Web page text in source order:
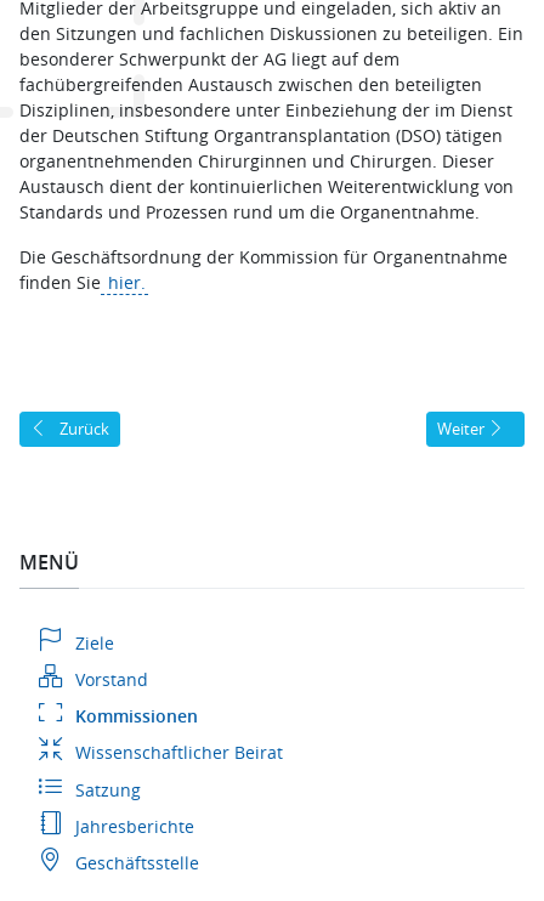
Mitglieder der Arbeitsgruppe und eingeladen, sich aktiv an
den Sitzungen und fachlichen Diskussionen zu beteiligen. Ein
besonderer Schwerpunkt der AG liegt auf dem
fachübergreifenden Austausch zwischen den beteiligten
Disziplinen, insbesondere unter Einbeziehung der im Dienst
der Deutschen Stiftung Organtransplantation (DSO) tätigen
organentnehmenden Chirurginnen und Chirurgen. Dieser
Austausch dient der kontinuierlichen Weiterentwicklung von
Standards und Prozessen rund um die Organentnahme.
Die Geschäftsordnung der Kommission für Organentnahme
finden Sie hier.
Vorheriger Beitrag: Pankreas
Zurück Nächster
Weiter
MENÜ
Ziele
Vorstand
Kommissionen
Wissenschaftlicher Beirat
Satzung
Jahresberichte
Geschäftsstelle